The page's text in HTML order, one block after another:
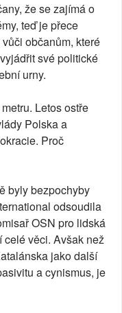
že se zajímá o
teď je přece
občanům, které
své politické
urny.
Letos ostře
Polska a
Proč
byly bezpochyby
odsoudila
OSN pro lidská
celé věci. Avšak než
jako další
a cynismus, je